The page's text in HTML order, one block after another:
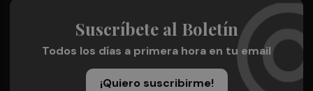
Suscríbete al Boletín
Todos los días a primera hora en tu email
¡Quiero suscribirme!